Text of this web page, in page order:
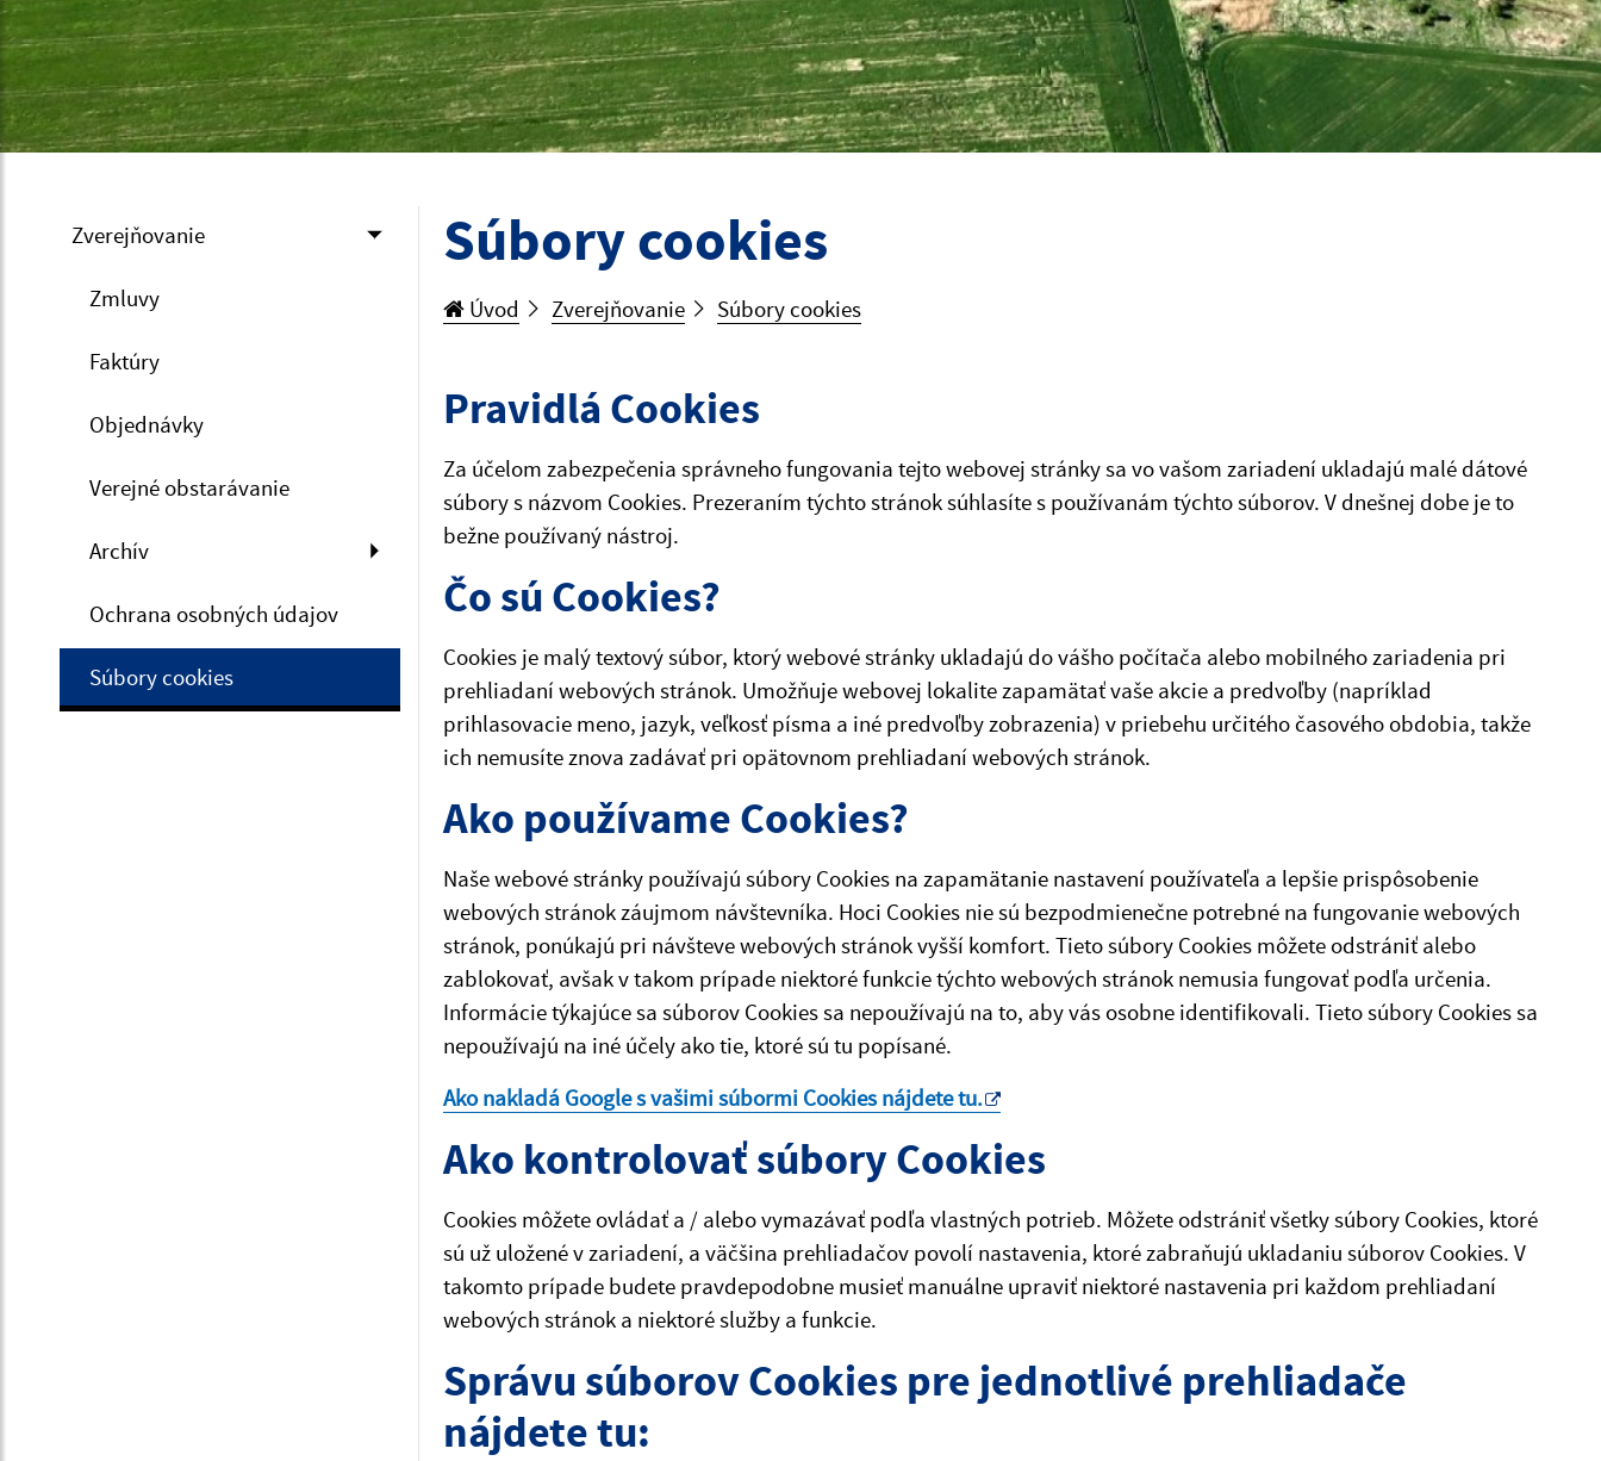
Zverejňovanie
Zmluvy
Faktúry
Objednávky
Verejné obstarávanie
Archív
Ochrana osobných údajov
Súbory cookies
Súbory cookies
Úvod Zverejňovanie Súbory cookies
Pravidlá Cookies
Za účelom zabezpečenia správneho fungovania tejto webovej stránky sa vo vašom zariadení ukladajú malé dátové
súbory s názvom Cookies. Prezeraním týchto stránok súhlasíte s používanám týchto súborov. V dnešnej dobe je to
bežne používaný nástroj.
Čo sú Cookies?
Cookies je malý textový súbor, ktorý webové stránky ukladajú do vášho počítača alebo mobilného zariadenia pri
prehliadaní webových stránok. Umožňuje webovej lokalite zapamätať vaše akcie a predvoľby (napríklad
prihlasovacie meno, jazyk, veľkosť písma a iné predvoľby zobrazenia) v priebehu určitého časového obdobia, takže
ich nemusíte znova zadávať pri opätovnom prehliadaní webových stránok.
Ako používame Cookies?
Naše webové stránky používajú súbory Cookies na zapamätanie nastavení používateľa a lepšie prispôsobenie
webových stránok záujmom návštevníka. Hoci Cookies nie sú bezpodmienečne potrebné na fungovanie webových
stránok, ponúkajú pri návšteve webových stránok vyšší komfort. Tieto súbory Cookies môžete odstrániť alebo
zablokovať, avšak v takom prípade niektoré funkcie týchto webových stránok nemusia fungovať podľa určenia.
Informácie týkajúce sa súborov Cookies sa nepoužívajú na to, aby vás osobne identifikovali. Tieto súbory Cookies sa
nepoužívajú na iné účely ako tie, ktoré sú tu popísané.
Ako nakladá Google s vašimi súbormi Cookies nájdetetu.
Ako kontrolovať súbory Cookies
Cookies môžete ovládať a / alebo vymazávať podľa vlastných potrieb. Môžete odstrániť všetky súbory Cookies, ktoré
sú už uložené v zariadení, a väčšina prehliadačov povolí nastavenia, ktoré zabraňujú ukladaniu súborov Cookies. V
takomto prípade budete pravdepodobne musieť manuálne upraviť niektoré nastavenia pri každom prehliadaní
webových stránok a niektoré služby a funkcie.
Správu súborov Cookies pre jednotlivé prehliadače
nájdete tu: